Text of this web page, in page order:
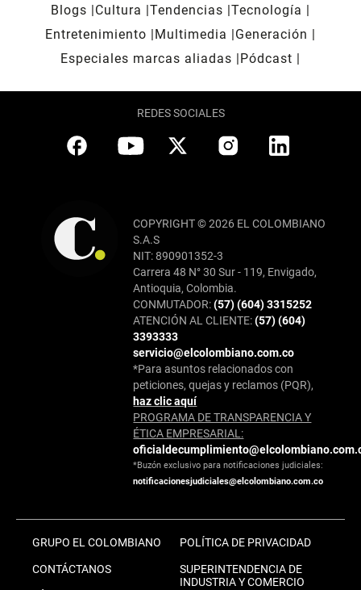
Blogs
Cultura Tendencias Tecnología
Entretenimiento
Multimedia
Generación
Especiales marcas aliadas
Pódcast
REDES SOCIALES
COPYRIGHT © 2026 EL COLOMBIANO
S.A.S
NIT: 890901352-3
Carrera 48 N° 30 Sur - 119, Envigado,
Antioquia, Colombia.
CONMUTADOR:(57) (604) 3315252
ATENCIÓN AL CLIENTE:(57) (604)
3393333
servicio@elcolombiano.com.co
*Para asuntos relacionados con
peticiones, quejas y reclamos (PQR),
haz clic aquí
PROGRAMA DE TRANSPARENCIA Y
ÉTICA EMPRESARIAL:
*Buzón exclusivo para notificaciones judiciales:
notificacionesjudiciales@elcolombiano.com.co
GRUPO EL COLOMBIANO
CONTÁCTANOS
POLÍTICA DE PRIVACIDAD
SUPERINTENDENCIA DE
INDUSTRIA Y COMERCIO